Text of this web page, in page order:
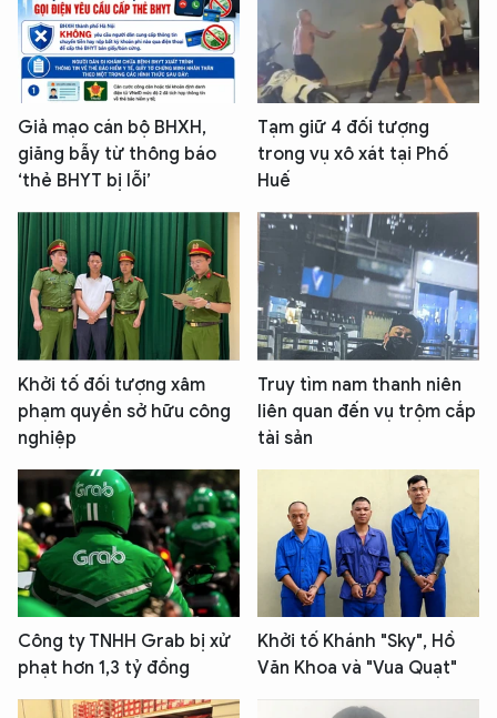
Giả mạo cán bộ BHXH,
giăng bẫy từ thông báo
‘thẻ BHYT bị lỗi’
Tạm giữ 4 đối tượng
trong vụ xô xát tại Phố
Huế
Khởi tố đối tượng xâm
phạm quyền sở hữu công
nghiệp
Truy tìm nam thanh niên
liên quan đến vụ trộm cắp
tài sản
Công ty TNHH Grab bị xử
phạt hơn 1,3 tỷ đồng
Khởi tố Khánh "Sky", Hồ
Văn Khoa và "Vua Quạt"